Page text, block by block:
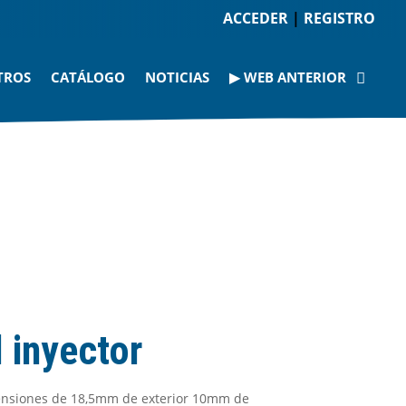
ACCEDER | REGISTRO
CATÁLOGO NOTICIAS ▶ WEB ANTERIOR
inyector
de 18,5mm de exterior 10mm de